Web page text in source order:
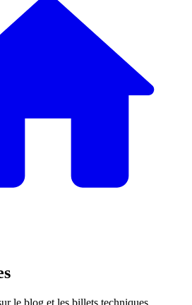
le blog et les billets techniques